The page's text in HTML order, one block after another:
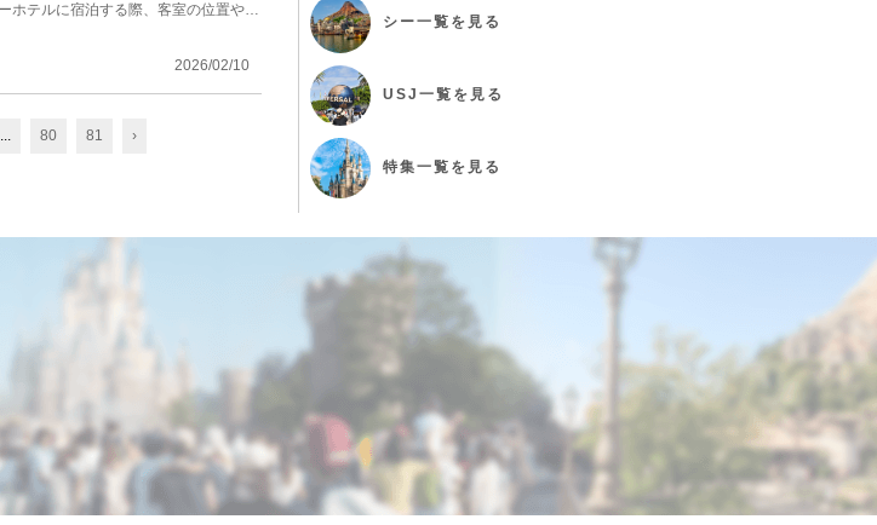
ディズニーホテルのリクエストについて解説します！ディズニーホテルに宿泊する際、客室の位置やアメニ...
2026/02/10
... 80 81 ›
シー一覧を見る
USJ 一覧を見る
特集一覧を見る